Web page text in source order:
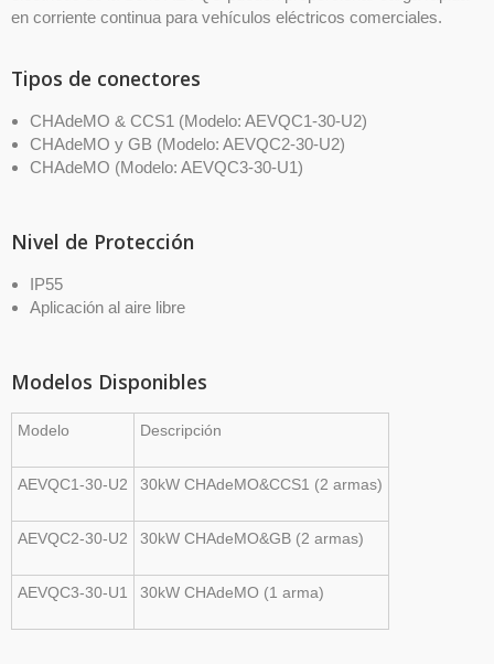
en corriente continua para vehículos eléctricos comerciales.
Tipos de conectores
CHAdeMO & CCS1 (Modelo: AEVQC1-30-U2)
CHAdeMO y GB (Modelo: AEVQC2-30-U2)
CHAdeMO (Modelo: AEVQC3-30-U1)
Nivel de Protección
IP55
Aplicación al aire libre
Modelos Disponibles
Modelo Descripción
AEVQC1-30-U2 30kW CHAdeMO&CCS1 (2 armas)
AEVQC2-30-U2 30kW CHAdeMO&GB (2 armas)
AEVQC3-30-U1 30kW CHAdeMO (1 arma)